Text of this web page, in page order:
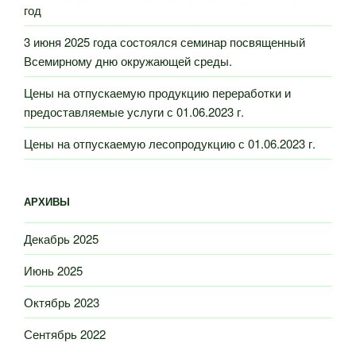
год
3 июня 2025 года состоялся семинар посвященный
Всемирному дню окружающей среды.
Цены на отпускаемую продукцию переработки и
предоставляемые услуги с 01.06.2023 г.
Цены на отпускаемую лесопродукцию с 01.06.2023 г.
АРХИВЫ
Декабрь 2025
Июнь 2025
Октябрь 2023
Сентябрь 2022